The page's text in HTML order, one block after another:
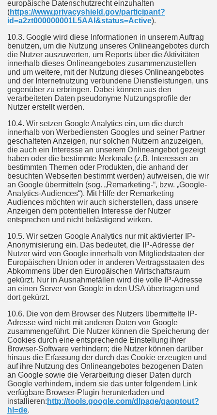
europäische Datenschutzrecht einzuhalten
(https://www.privacyshield.gov/participant?
id=a2zt000000001L5AAI&status=Active).
10.3. Google wird diese Informationen in unserem Auftrag
benutzen, um die Nutzung unseres Onlineangebotes durch
die Nutzer auszuwerten, um Reports über die Aktivitäten
innerhalb dieses Onlineangebotes zusammenzustellen
und um weitere, mit der Nutzung dieses Onlineangebotes
und der Internetnutzung verbundene Dienstleistungen, uns
gegenüber zu erbringen. Dabei können aus den
verarbeiteten Daten pseudonyme Nutzungsprofile der
Nutzer erstellt werden.
10.4. Wir setzen Google Analytics ein, um die durch
innerhalb von Werbediensten Googles und seiner Partner
geschalteten Anzeigen, nur solchen Nutzern anzuzeigen,
die auch ein Interesse an unserem Onlineangebot gezeigt
haben oder die bestimmte Merkmale (z.B. Interessen an
bestimmten Themen oder Produkten, die anhand der
besuchten Webseiten bestimmt werden) aufweisen, die wir
an Google übermitteln (sog. „Remarketing-“, bzw. „Google-
Analytics-Audiences“). Mit Hilfe der Remarketing
Audiences möchten wir auch sicherstellen, dass unsere
Anzeigen dem potentiellen Interesse der Nutzer
entsprechen und nicht belästigend wirken.
10.5. Wir setzen Google Analytics nur mit aktivierter IP-
Anonymisierung ein. Das bedeutet, die IP-Adresse der
Nutzer wird von Google innerhalb von Mitgliedstaaten der
Europäischen Union oder in anderen Vertragsstaaten des
Abkommens über den Europäischen Wirtschaftsraum
gekürzt. Nur in Ausnahmefällen wird die volle IP-Adresse
an einen Server von Google in den USA übertragen und
dort gekürzt.
10.6. Die von dem Browser des Nutzers übermittelte IP-
Adresse wird nicht mit anderen Daten von Google
zusammengeführt. Die Nutzer können die Speicherung der
Cookies durch eine entsprechende Einstellung ihrer
Browser-Software verhindern; die Nutzer können darüber
hinaus die Erfassung der durch das Cookie erzeugten und
auf ihre Nutzung des Onlineangebotes bezogenen Daten
an Google sowie die Verarbeitung dieser Daten durch
Google verhindern, indem sie das unter folgendem Link
verfügbare Browser-Plugin herunterladen und
installieren: http://tools.google.com/dlpage/gaoptout?
hl=de.